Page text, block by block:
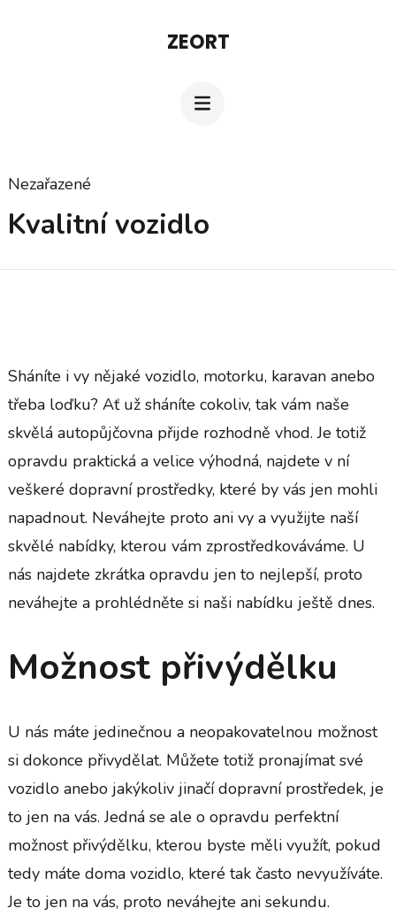
ZEORT
Nezařazené
Kvalitní vozidlo
Sháníte i vy nějaké vozidlo, motorku, karavan anebo
třeba loďku? Ať už sháníte cokoliv, tak vám naše
skvělá autopůjčovnapřijde rozhodně vhod. Je totiž
opravdu praktická a velice výhodná, najdete v ní
veškeré dopravní prostředky, které by vás jen mohli
napadnout. Neváhejte proto ani vy a využijte naší
skvělé nabídky, kterou vám zprostředkováváme. U
nás najdete zkrátka opravdu jen to nejlepší, proto
neváhejte a prohlédněte si naši nabídku ještě dnes.
Možnost přivýdělku
U nás máte jedinečnou a neopakovatelnou možnost
si dokonce přivydělat. Můžete totiž pronajímat své
vozidlo anebo jakýkoliv jinačí dopravní prostředek, je
to jen na vás. Jedná se ale o opravdu perfektní
možnost přivýdělku, kterou byste měli využít, pokud
tedy máte doma vozidlo, které tak často nevyužíváte.
Je to jen na vás, proto neváhejte ani sekundu.